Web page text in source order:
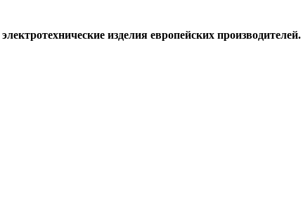
электротехнические изделия европейских производителей.